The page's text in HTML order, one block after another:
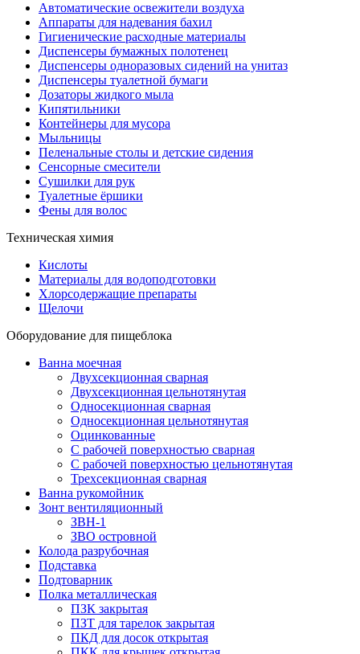
Автоматические освежители воздуха
Аппараты для надевания бахил
Гигиенические расходные материалы
Диспенсеры бумажных полотенец
Диспенсеры одноразовых сидений на унитаз
Диспенсеры туалетной бумаги
Дозаторы жидкого мыла
Кипятильники
Контейнеры для мусора
Мыльницы
Пеленальные столы и детские сидения
Сенсорные смесители
Сушилки для рук
Туалетные ёршики
Фены для волос
Техническая химия
Кислоты
Материалы для водоподготовки
Хлорсодержащие препараты
Щелочи
Оборудование для пищеблока
Ванна моечная
Двухсекционная сварная
Двухсекционная цельнотянутая
Односекционная сварная
Односекционная цельнотянутая
Оцинкованные
С рабочей поверхностью сварная
С рабочей поверхностью цельнотянутая
Трехсекционная сварная
Ванна рукомойник
Зонт вентиляционный
ЗВН-1
ЗВО островной
Колода разрубочная
Подставка
Подтоварник
Полка металлическая
ПЗК закрытая
ПЗТ для тарелок закрытая
ПКД для досок открытая